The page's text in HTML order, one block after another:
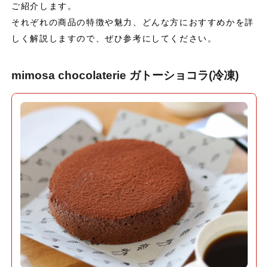
ご紹介します。
それぞれの商品の特徴や魅力、どんな方におすすめかを詳
しく解説しますので、ぜひ参考にしてください。
mimosa chocolaterie ガトーショコラ(冷凍)